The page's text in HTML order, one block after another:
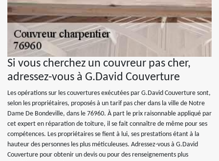
Si vous cherchez un couvreur pas cher,
adressez-vous à G.David Couverture
Les opérations sur les couvertures exécutées par G.David Couverture sont,
selon les propriétaires, proposés à un tarif pas cher dans la ville de Notre
Dame De Bondeville, dans le 76960. À part le prix raisonnable appliqué par
cet expert en réparation de toiture, il se fait connaître de même pour ses
compétences. Les propriétaires se fient à lui, ses prestations étant à la
hauteur des personnes les plus méticuleuses. Adressez-vous à G.David
Couverture pour obtenir un devis ou pour des renseignements plus